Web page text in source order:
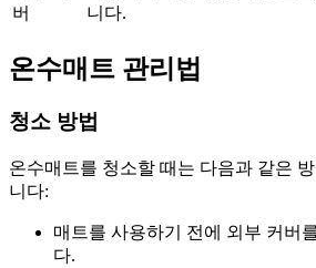
버
니다.
온수매트 관리법
청소 방법
온수매트를 청소할 때는 다음과 같은
니다:
매트를 사용하기 전에 외부 커버
다.